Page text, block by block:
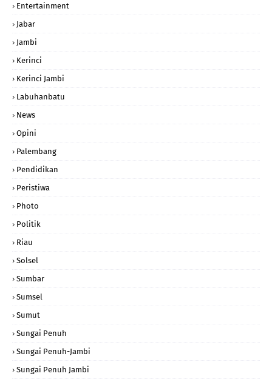
Entertainment
Jabar
Jambi
Kerinci
Kerinci Jambi
Labuhanbatu
News
Opini
Palembang
Pendidikan
Peristiwa
Photo
Politik
Riau
Solsel
Sumbar
Sumsel
Sumut
Sungai Penuh
Sungai Penuh-Jambi
Sungai Penuh Jambi